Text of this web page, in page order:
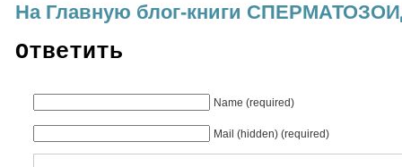
На Главную блог-книги
Ответить
Name (required)
Mail (hidden) (required)